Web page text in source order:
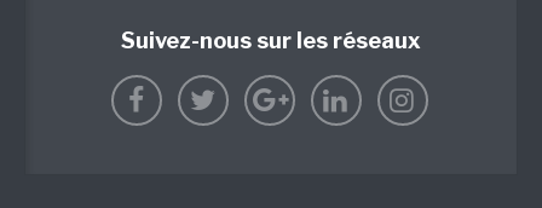
Suivez-nous sur les réseaux